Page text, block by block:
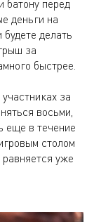
батону перед
деньги на
делать
за
быстрее.
за
восьми,
еще в течение
столом
уже